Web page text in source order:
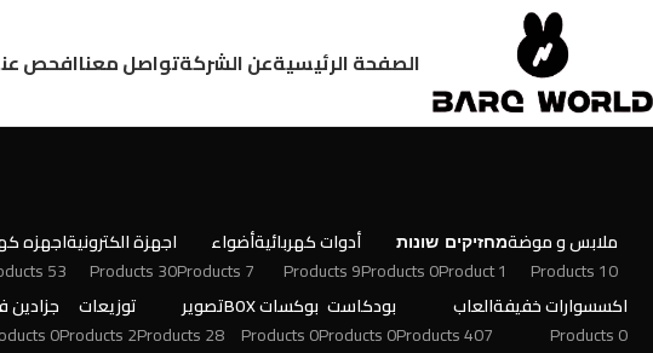
الصفحة الرئيسيةعن الشركةتواصل معناافحص
ملابس و موضة
10 Products
מחזיקים
1 Product
שונות
0 Products
أدوات كهربائية
9 Products
أضواء
7 Products
اجهزة الكترونية
30 Products
اجهزه
53 Products
اكسسوارات خفيفة
0 Products
العاب
407 Products
بودكاست
0 Products
بوكسات BOX
0 Products
تصوير
28 Products
توزيعات
2 Products
جزادين
0 Products